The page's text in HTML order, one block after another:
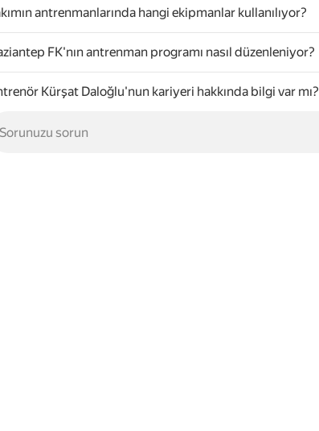
antrenmanlarında hangi ekipmanlar kullanılıyor?
FK'nın antrenman programı nasıl düzenleniyor?
Kürşat Daloğlu'nun kariyeri hakkında bilgi var mı?